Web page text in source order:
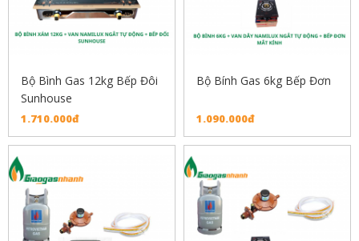
Bộ Bình Gas 12kg Bếp Đôi
Sunhouse
1.710.000đ
Bộ Bính Gas 6kg Bếp Đơn
1.090.000đ